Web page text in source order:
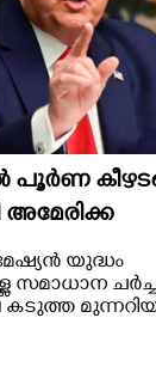
പൂർണ
അമേരിക്ക
യുദ്ധം
സമാധാന
കടുത്ത